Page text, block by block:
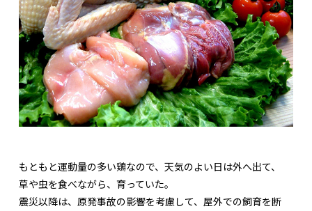
もともと運動量の多い鶏なので、天気のよい日は外へ出て、
草や虫を食べながら、育っていた。
震災以降は、原発事故の影響を考慮して、屋外での飼育を断